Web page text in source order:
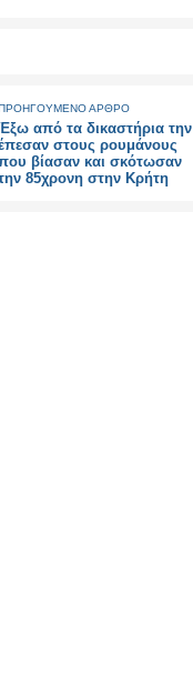
ΑΡΘΡΟ
από τα δικαστήρια την
στους ρουμάνους
βίασαν και σκότωσαν
85χρονη στην Κρήτη